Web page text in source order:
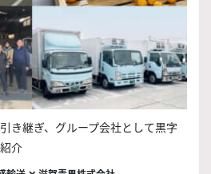
き継ぎ、グループ会社として黒字
介